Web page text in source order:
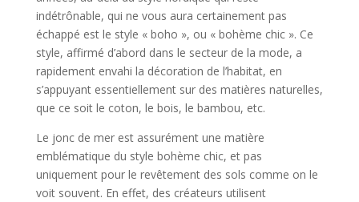
indétrônable, qui ne vous aura certainement pas
échappé est le style « boho », ou « bohème chic ». Ce
style, affirmé d’abord dans le secteur de la mode, a
rapidement envahi la décoration de l’habitat, en
s’appuyant essentiellement sur des matières naturelles,
que ce soit le coton, le bois, le bambou, etc.
Le jonc de mer est assurément une matière
emblématique du style bohème chic, et pas
uniquement pour le revêtement des sols comme on le
voit souvent. En effet, des créateurs utilisent